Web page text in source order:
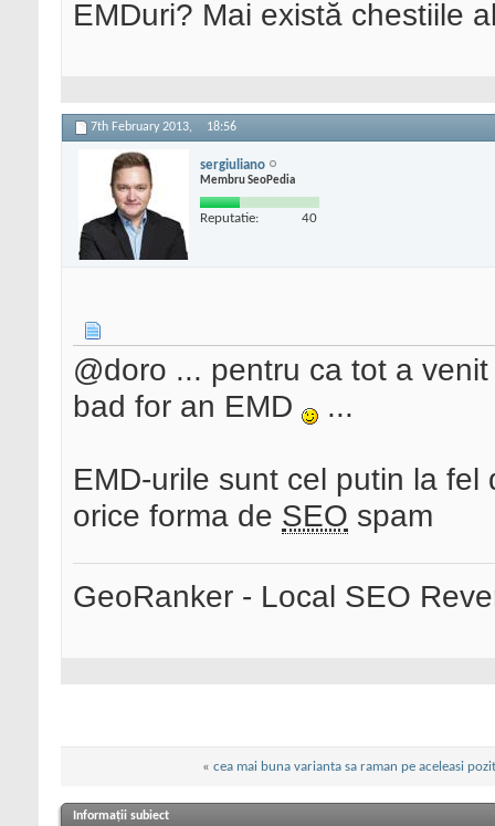
EMDuri? Mai există chestiile
7th February 2013, 18:56
sergiuliano
Membru SeoPedia
Reputatie: 40
@doro ... pentru ca tot a
bad for an EMD
...
EMD-urile sunt cel putin la
orice forma de SEO spam
GeoRanker - Local SEO
« cea mai buna varianta sa raman pe aceleasi
Informații subiect